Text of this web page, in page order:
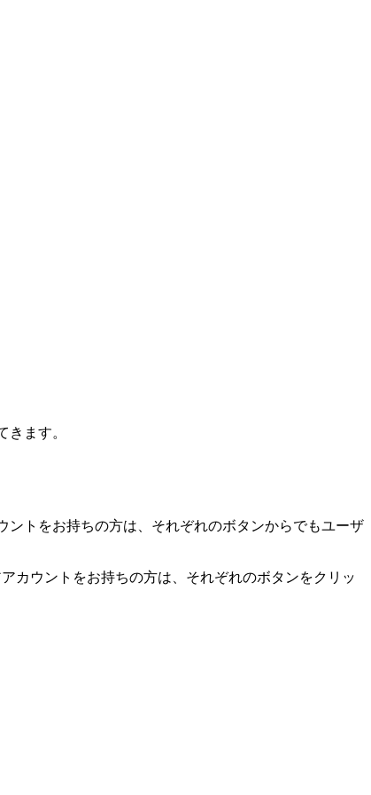
ます。
ントをお持ちの方は、それぞれのボタンからでもユーザ
カウントをお持ちの方は、それぞれのボタンをクリッ